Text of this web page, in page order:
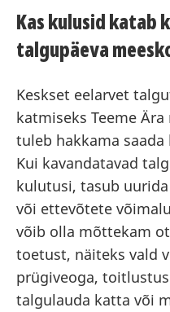
Kas kulusid katab
talgupäeva
Keskset eelarvet
katmiseks Teeme
tuleb hakkama
Kui kavandatavad
kulutusi, tasub
või ettevõtete
võib olla mõttekam
toetust, näiteks vald
prügiveoga,
talgulauda katta või